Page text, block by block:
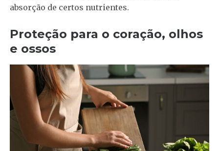
absorção de certos nutrientes.
Proteção para o coração, olhos
e ossos